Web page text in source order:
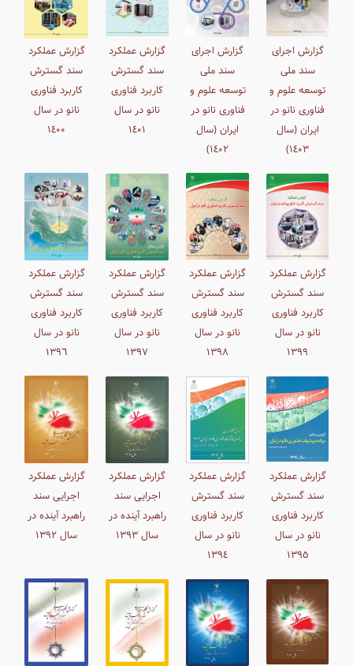
گزارش اجرای
سند ملی
توسعه علوم و
فناوری نانو در
ایران (سال
١٤٠٣)
گزارش اجرای
سند ملی
توسعه علوم و
فناوری نانو در
ایران (سال
١٤٠۲)
گزارش عملکرد
سند گسترش
کاربرد فناوری
نانو در سال
۱٤٠۱
گزارش عملکرد
سند گسترش
کاربرد فناوری
نانو در سال
۱٤٠٠
گزارش عملکرد
سند گسترش
کاربرد فناوری
نانو در سال
١٣٩٩
گزارش عملکرد
سند گسترش
کاربرد فناوری
نانو در سال
١٣٩٨
گزارش عملکرد
سند گسترش
کاربرد فناوری
نانو در سال
١٣٩٧
گزارش عملکرد
سند گسترش
کاربرد فناوری
نانو در سال
١٣٩٦
گزارش عملکرد
سند گسترش
کاربرد فناوری
نانو در سال
١٣٩٥
گزارش عملکرد
سند گسترش
کاربرد فناوری
نانو در سال
١٣٩٤
گزارش عملکرد
اجرایی سند
راهبرد آینده در
سال ١٣٩٣
گزارش عملکرد
اجرایی سند
راهبرد آینده در
سال ١٣۹٢